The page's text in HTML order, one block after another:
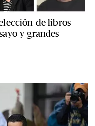
de libros
y grandes